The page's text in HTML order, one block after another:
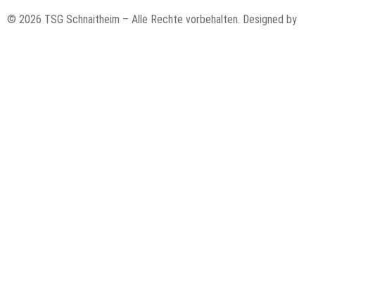
© 2026 TSG Schnaitheim – Alle Rechte vorbehalten. Designed by